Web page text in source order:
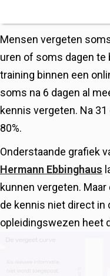
Mensen vergeten
uren of soms dagen
training binnen een
soms na 6 dagen al
kennis vergeten. Na
80%.
Onderstaande grafiek
Hermann Ebbinghaus
kunnen vergeten.
de kennis niet direct in
opleidingswezen heet